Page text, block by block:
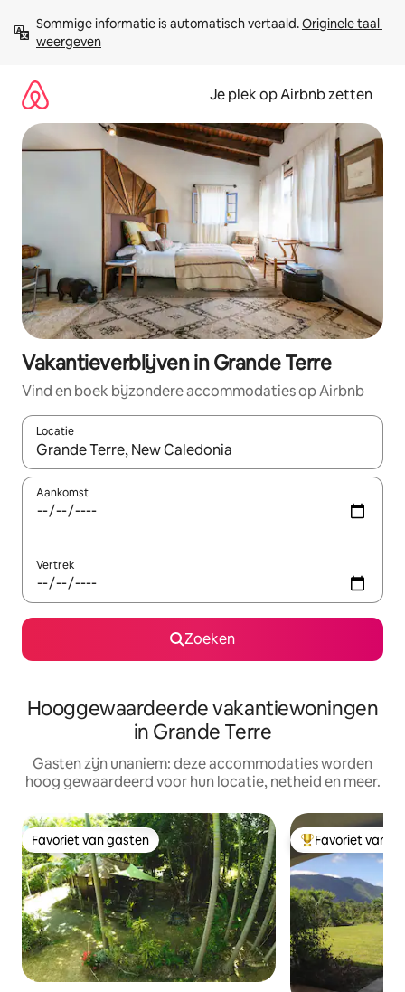
direct
naar
Sommige informatie is automatisch vertaald. Originele taal
weergeven
Je plek op Airbnb zetten
Vakantieverblijven in Grande Terre
Vind en boek bijzondere accommodaties op Airbnb
Locatie
Wanneer er resultaten beschikbaar zijn, maak je een keuze
Aankomst
Vertrek
Zoeken
Hooggewaardeerde vakantiewoningen
in Grande Terre
Gasten zijn unaniem: deze accommodaties worden
hoog gewaardeerd voor hun locatie, netheid en meer.
Favoriet van gasten
Favoriet van gasten Topfavoriet van
Favoriet van